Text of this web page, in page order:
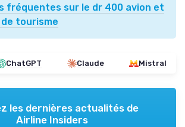
fréquentes sur le dr 400 avion et
de tourisme
ChatGPT Claude Mistral
les dernières actualités de
Airline Insiders